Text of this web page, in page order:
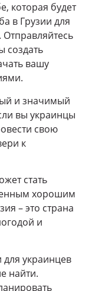
которая будет
в Грузии для
создать
вашу
и значимый
вы украинцы
свою
к
стать
хорошим
– это страна
и
для украинцев
найти.